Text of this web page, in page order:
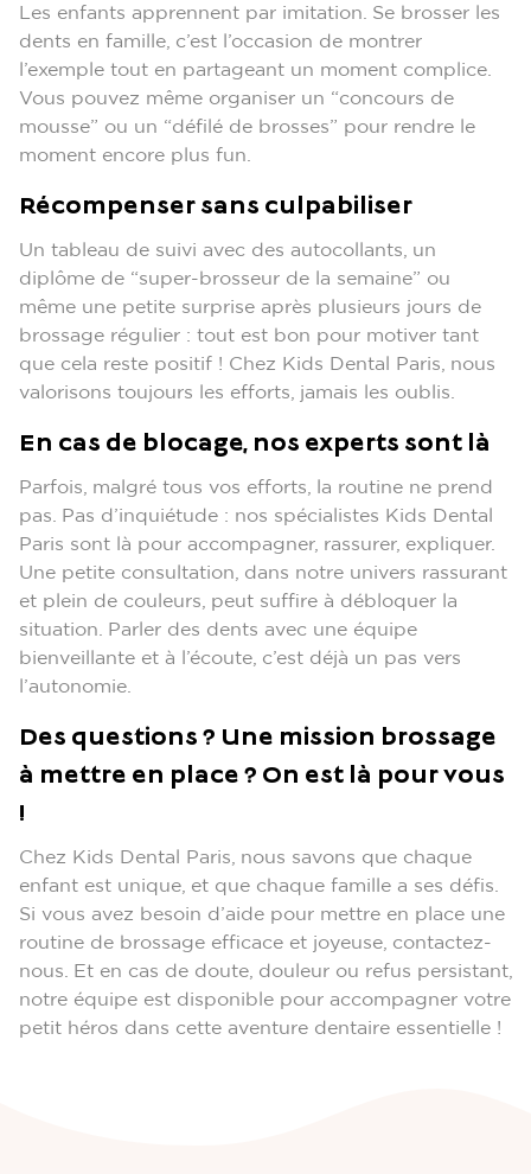
Les enfants apprennent par imitation. Se brosser les
dents en famille, c’est l’occasion de montrer
l’exemple tout en partageant un moment complice.
Vous pouvez même organiser un “concours de
mousse” ou un “défilé de brosses” pour rendre le
moment encore plus fun.
Récompenser sans culpabiliser
Un tableau de suivi avec des autocollants, un
diplôme de “super-brosseur de la semaine” ou
même une petite surprise après plusieurs jours de
brossage régulier : tout est bon pour motiver tant
que cela reste positif ! Chez Kids Dental Paris, nous
valorisons toujours les efforts, jamais les oublis.
En cas de blocage, nos experts sont là
Parfois, malgré tous vos efforts, la routine ne prend
pas. Pas d’inquiétude : nos spécialistes Kids Dental
Paris sont là pour accompagner, rassurer, expliquer.
Une petite consultation, dans notre univers rassurant
et plein de couleurs, peut suffire à débloquer la
situation. Parler des dents avec une équipe
bienveillante et à l’écoute, c’est déjà un pas vers
l’autonomie.
Des questions ? Une mission brossage
à mettre en place ? On est là pour vous
!
Chez Kids Dental Paris, nous savons que chaque
enfant est unique, et que chaque famille a ses défis.
Si vous avez besoin d’aide pour mettre en place une
routine de brossage efficace et joyeuse, contactez-
nous. Et en cas de doute, douleur ou refus persistant,
notre équipe est disponible pour accompagner votre
petit héros dans cette aventure dentaire essentielle !